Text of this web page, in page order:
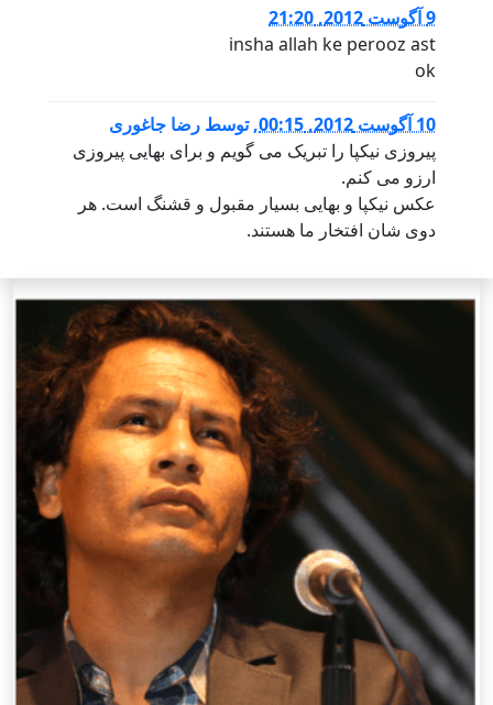
9 آگوست 2012, 21:20
insha allah ke perooz ast
ok
10 آگوست 2012, 00:15 ,توسط رضا جاغوری
پیروزی نیکپا را تبریک می گویم و برای بهایی پیروزی
ارزو می کنم.
عکس نیکپا و بهایی بسیار مقبول و قشنگ است. هر
دوی شان افتخار ما هستند.